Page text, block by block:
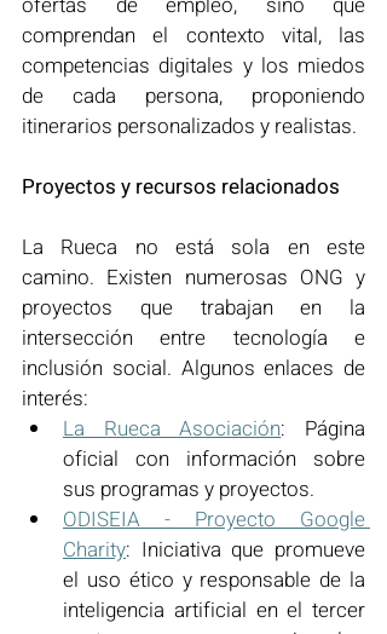
comprendan el contexto vital, las
competencias digitales y los miedos
de cada persona, proponiendo
itinerarios personalizados y realistas.
Proyectos y recursos relacionados
La Rueca no está sola en este
camino. Existen numerosas ONG y
proyectos que trabajan en la
intersección entre tecnología e
inclusión social. Algunos enlaces de
interés:
La Rueca Asociación: Página
oficial con información sobre
sus programas y proyectos.
ODISEIA - Proyecto Google
Charity: Iniciativa que promueve
el uso ético y responsable de la
inteligencia artificial en el tercer